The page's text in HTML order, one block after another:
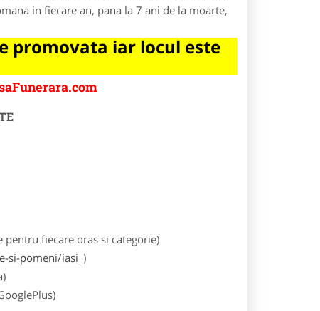
in fiecare an, pana la 7 ani de la moarte,
promovata iar locul este
fiecare oras si categorie)
si-pomeni/iasi )